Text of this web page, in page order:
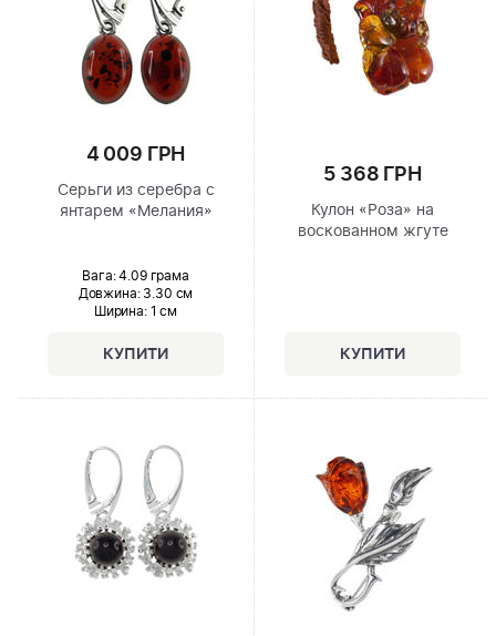
4 009 ГРН
Серьги из серебра с
янтарем «Мелания»
Вага: 4.09 грама
Довжина:3.30 см
Ширина: 1 см
5 368 ГРН
Кулон «Роза» на
воскованном жгуте